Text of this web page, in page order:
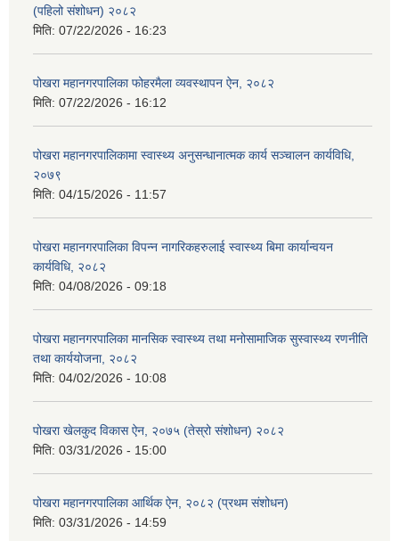
(पहिलो संशोधन) २०८२
मिति: 07/22/2026 - 16:23
पोखरा महानगरपालिका फोहरमैला व्यवस्थापन ऐन, २०८२
मिति: 07/22/2026 - 16:12
पोखरा महानगरपालिकामा स्वास्थ्य अनुसन्धानात्मक कार्य सञ्चालन कार्यविधि,
२०७९
मिति: 04/15/2026 - 11:57
पोखरा महानगरपालिका विपन्न नागरिकहरुलाई स्वास्थ्य बिमा कार्यान्वयन
कार्यविधि, २०८२
मिति: 04/08/2026 - 09:18
पोखरा महानगरपालिका मानसिक स्वास्थ्य तथा मनोसामाजिक सुस्वास्थ्य रणनीति
तथा कार्ययोजना, २०८२
मिति: 04/02/2026 - 10:08
पोखरा खेलकुद विकास ऐन, २०७५ (तेस्रो संशोधन) २०८२
मिति: 03/31/2026 - 15:00
पोखरा महानगरपालिका आर्थिक ऐन, २०८२ (प्रथम संशोधन)
मिति: 03/31/2026 - 14:59